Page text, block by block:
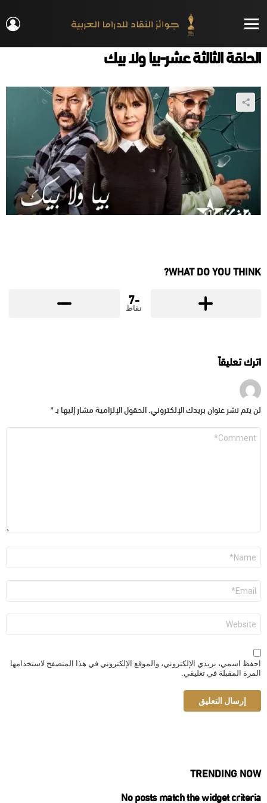
الحلقة الثالثة عشر-بيا ولا بيك
WHAT DO YOU THINK?
-7
نقاط
اترك تعليقاً
لن يتم نشر عنوان بريدك الإلكتروني. الحقول الإلزامية مشار إليها بـ *
التعليق
الاسم
البريد
الإلكتروني
*
الموقع
الإلكتروني
احفظ اسمي، بريدي الإلكتروني، والموقع الإلكتروني في هذا المتصفح لاستخدامها
المرة المقبلة في تعليقي.
TRENDING NOW
No posts match the widget criteria